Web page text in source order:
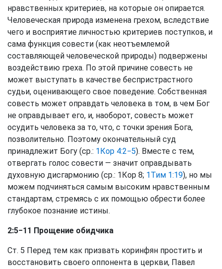
нравственных критериев, на которые он опирается.
Человеческая природа изменена грехом, вследствие
чего и восприятие личностью критериев поступков, и
сама функция совести (как неотъемлемой
составляющей человеческой природы) подвержены
воздействию греха. По этой причине совесть не
может выступать в качестве беспристрастного
судьи, оценивающего свое поведение. Собственная
совесть может оправдать человека в том, в чем Бог
не оправдывает его, и, наоборот, совесть может
осудить человека за то, что, с точки зрения Бога,
позволительно. Поэтому окончательный суд
принадлежит Богу (ср.: 1Кор 4:2−5). Вместе с тем,
отвергать голос совести — значит оправдывать
духовную дисгармонию (ср.: 1Кор 8; 1Тим 1:19), но мы
можем подчиняться самым высоким нравственным
стандартам, стремясь с их помощью обрести более
глубокое познание истины.
2:5−11 Прощение обидчика
Ст. 5 Перед тем как призвать коринфян простить и
восстановить своего оппонента в церкви, Павел